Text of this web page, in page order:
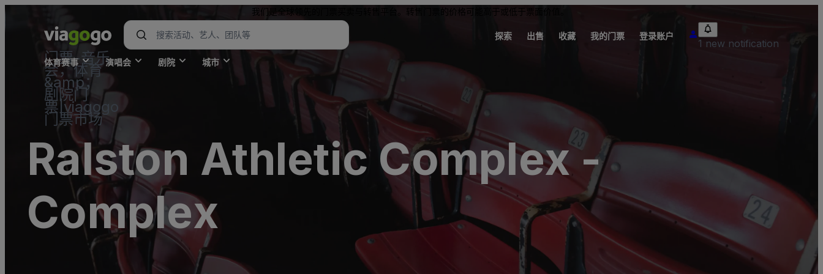
我们是全球领先的门票买卖与转售平台。转售门票的价格可能高于或低于票面价值。
门票-音乐
会，体育
&amp；
剧院门
票|viagogo
门票市场
探索 出售 收藏 我的门票 登录账户
1 new notification
体育赛事 演唱会 剧院 城市
Ralston Athletic Complex -
Complex